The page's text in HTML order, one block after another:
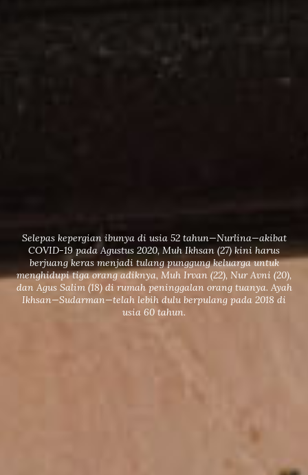
Selepas kepergian ibunya di usia 52 tahun—Nurlina—akibat
COVID-19 pada Agustus 2020, Muh Ikhsan (27) kini harus
berjuang keras menjadi tulang punggung keluarga untuk
menghidupi tiga orang adiknya, Muh Irvan (22), Nur Avni (20),
dan Agus Salim (18) di rumah peninggalan orang tuanya. Ayah
Ikhsan—Sudarman—telah lebih dulu berpulang pada 2018 di
usia 60 tahun.